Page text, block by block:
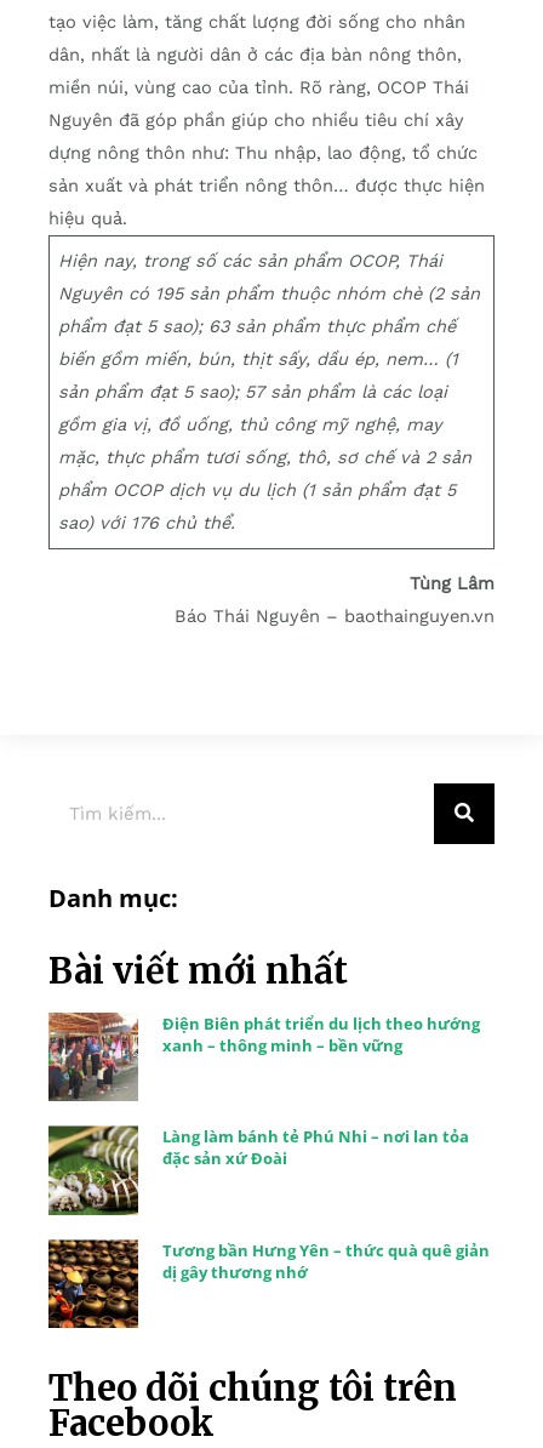
tạo việc làm, tăng chất lượng đời sống cho nhân
dân, nhất là người dân ở các địa bàn nông thôn,
miền núi, vùng cao của tỉnh. Rõ ràng, OCOP Thái
Nguyên đã góp phần giúp cho nhiều tiêu chí xây
dựng nông thôn như: Thu nhập, lao động, tổ chức
sản xuất và phát triển nông thôn… được thực hiện
hiệu quả.
Hiện nay, trong số các sản phẩm OCOP, Thái
Nguyên có 195 sản phẩm thuộc nhóm chè (2 sản
phẩm đạt 5 sao); 63 sản phẩm thực phẩm chế
biến gồm miến, bún, thịt sấy, dầu ép, nem… (1
sản phẩm đạt 5 sao); 57 sản phẩm là các loại
gồm gia vị, đồ uống, thủ công mỹ nghệ, may
mặc, thực phẩm tươi sống, thô, sơ chế và 2 sản
phẩm OCOP dịch vụ du lịch (1 sản phẩm đạt 5
sao) với 176 chủ thể.
Tùng Lâm
Báo Thái Nguyên – baothainguyen.vn
Danh mục:
Bài viết mới nhất
Điện Biên phát triển du lịch theo hướng
xanh – thông minh – bền vững
Làng làm bánh tẻ Phú Nhi – nơi lan tỏa
đặc sản xứ Đoài
Tương bần Hưng Yên – thức quà quê giản
dị gây thương nhớ
Theo dõi chúng tôi trên
Facebook